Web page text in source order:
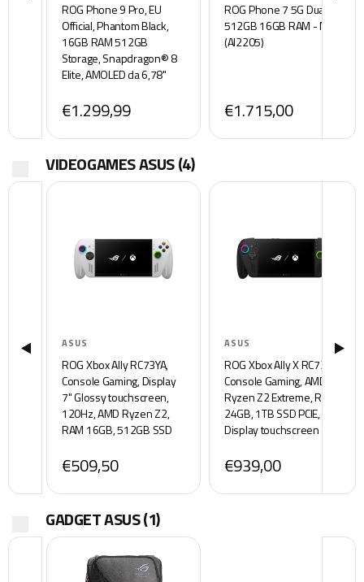
ROG Phone 9 Pro, EU
Official, Phantom Black,
16GB RAM 512GB
Storage, Snapdragon® 8
Elite, AMOLED da 6,78"
50MP Sony® Lytia 700
€1.299,99
ROG Phone 7 5G Dual SIM
512GB 16GB RAM - NERO
(AI2205)
€1.715,00
VIDEOGAMES ASUS(4)
ASUS
ROG Xbox Ally RC73YA,
Console Gaming, Display
7" Glossy touchscreen,
120Hz, AMD Ryzen Z2,
RAM 16GB, 512GB SSD
White
€509,50
ASUS
ROG Xbox Ally X RC73XA,
Console Gaming, AMD
Ryzen Z2 Extreme, RAM
24GB, 1TB SSD PCIE,
Display touchscreen da 7"
Windows 11 Home, Nero
€939,00
GADGET ASUS(1)